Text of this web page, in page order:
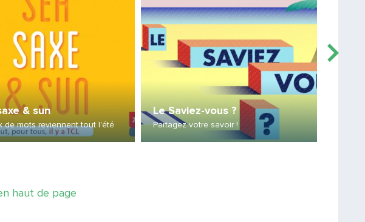
Message
& sun
de mots reviennent tout l'été
Le Saviez-vous ?
Partagez votre savoir !
haut de page